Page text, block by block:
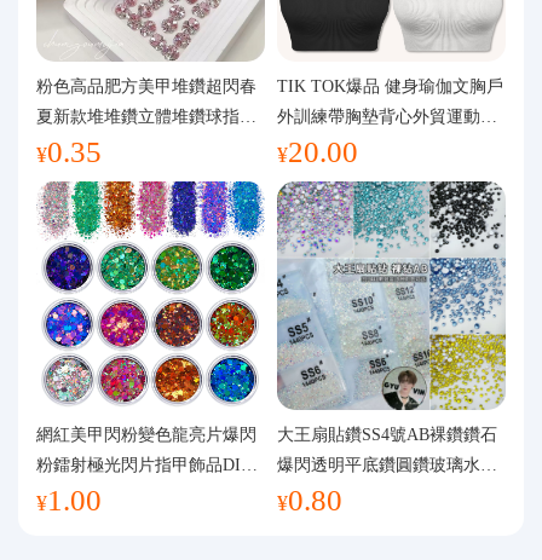
粉色高品肥方美甲堆鑽超閃春
夏新款堆堆鑽立體堆鑽球指甲
裝飾品
¥0.35
TIK TOK爆品 健身瑜伽文胸戶
外訓練帶胸墊背心外貿運動瑜
伽服女
¥20.00
網紅美甲閃粉變色龍亮片爆閃
粉鐳射極光閃片指甲飾品DIY
手工流麻
¥1.00
大王扇貼鑽SS4號AB裸鑽鑽石
爆閃透明平底鑽圓鑽玻璃水鑽
美甲鑽飾
¥0.80